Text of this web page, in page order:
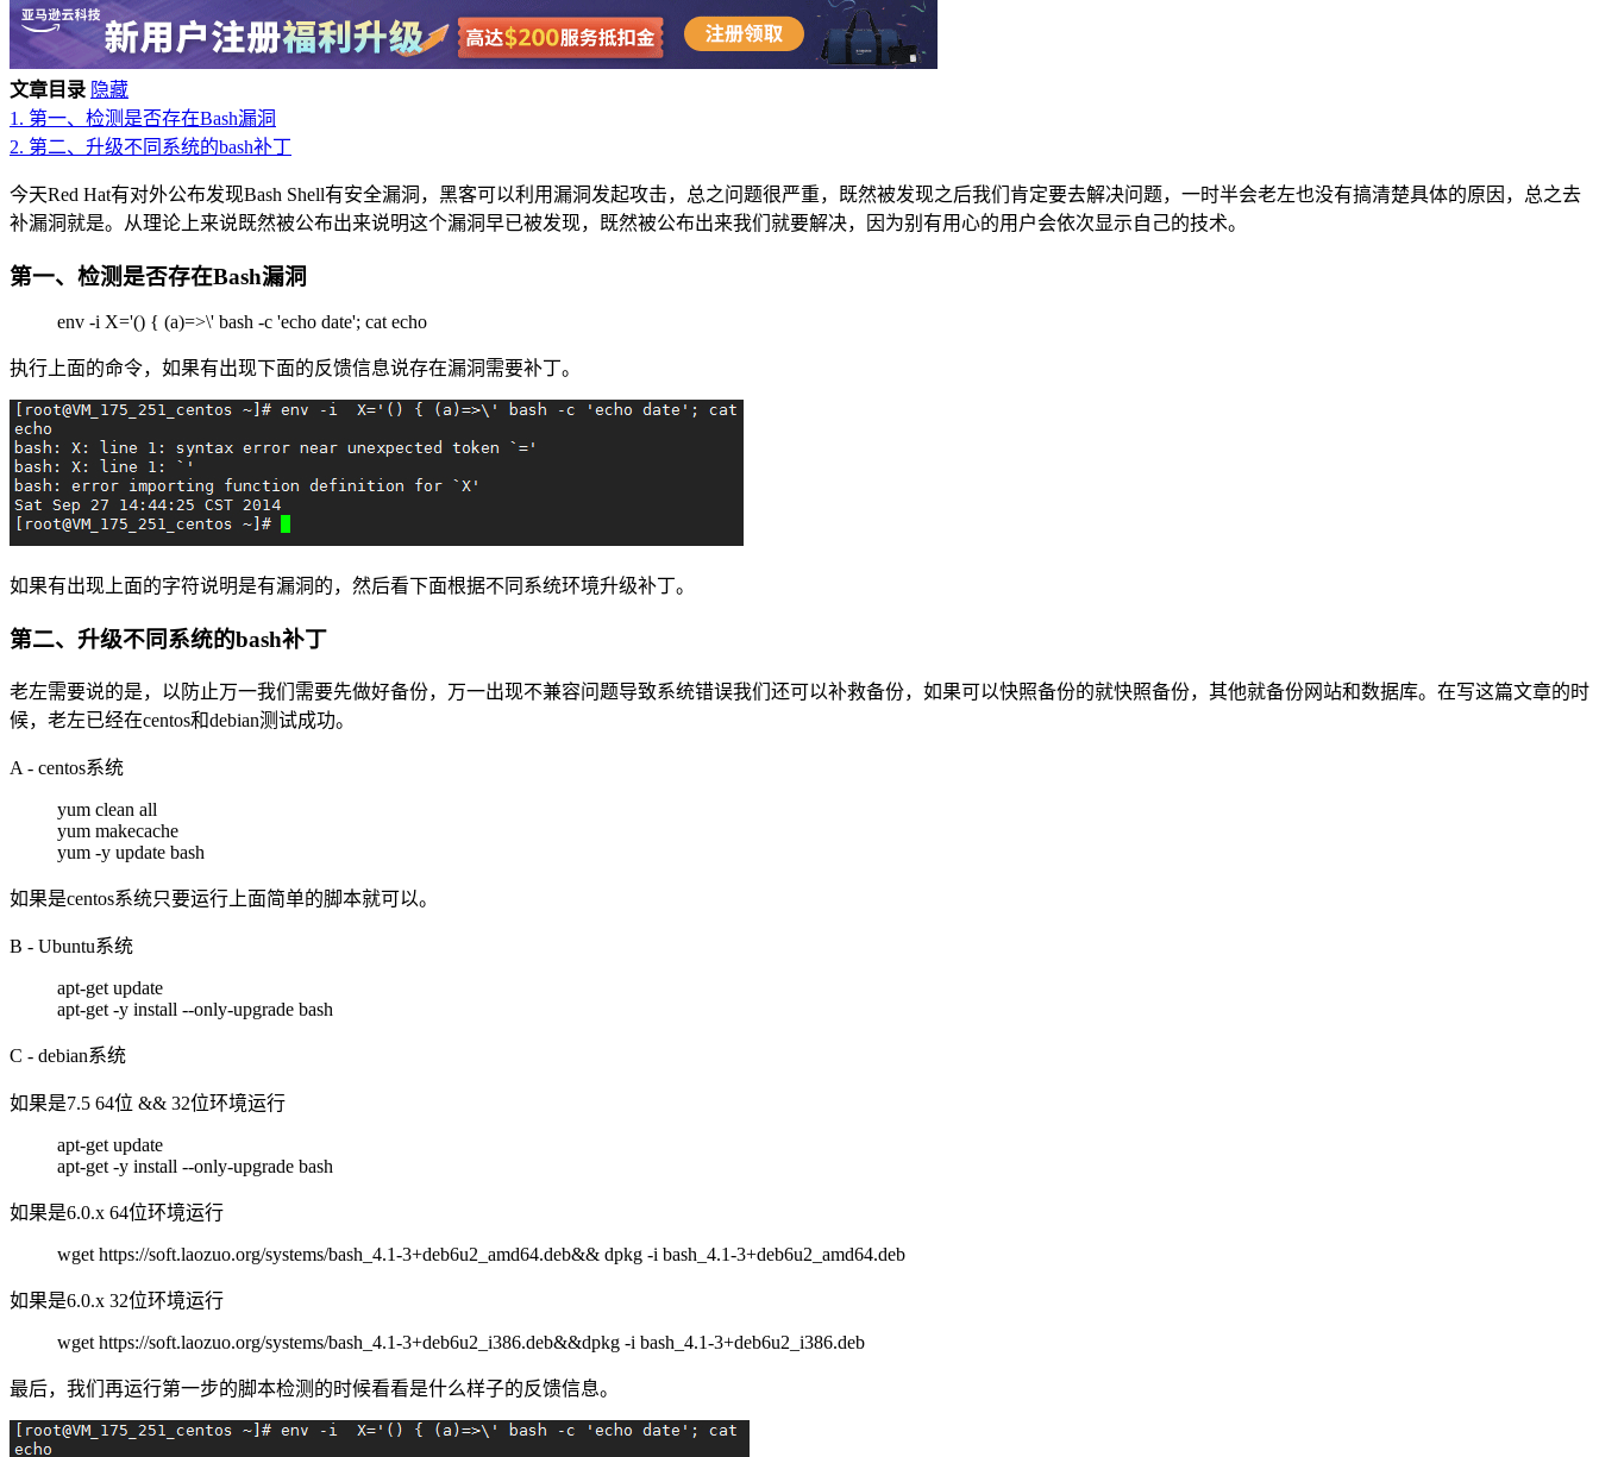
文章目录 隐藏
1. 第一、检测是否存在Bash漏洞
2. 第二、升级不同系统的bash补丁
今天Red Hat有对外公布发现Bash Shell有安全漏洞，黑客可以利用漏洞发起攻击，总之问题很严重，既然被发现之后我们肯定要去解决问题，一时半会老左也没有搞清楚具体的原因，总之去
补漏洞就是。从理论上来说既然被公布出来说明这个漏洞早已被发现，既然被公布出来我们就要解决，因为别有用心的用户会依次显示自己的技术。
第一、检测是否存在Bash漏洞
env -i X='() { (a)=>\' bash -c 'echo date'; cat echo
执行上面的命令，如果有出现下面的反馈信息说存在漏洞需要补丁。
如果有出现上面的字符说明是有漏洞的，然后看下面根据不同系统环境升级补丁。
第二、升级不同系统的bash补丁
老左需要说的是，以防止万一我们需要先做好备份，万一出现不兼容问题导致系统错误我们还可以补救备份，如果可以快照备份的就快照备份，其他就备份网站和数据库。在写这篇文章的时
候，老左已经在centos和debian测试成功。
A - centos系统
yum clean all
yum makecache
yum -y update bash
如果是centos系统只要运行上面简单的脚本就可以。
B - Ubuntu系统
apt-get update
apt-get -y install --only-upgrade bash
C - debian系统
如果是7.5 64位 && 32位环境运行
apt-get update
apt-get -y install --only-upgrade bash
如果是6.0.x 64位环境运行
wget https://soft.laozuo.org/systems/bash_4.1-3+deb6u2_amd64.deb&& dpkg -i bash_4.1-3+deb6u2_amd64.deb
如果是6.0.x 32位环境运行
wget https://soft.laozuo.org/systems/bash_4.1-3+deb6u2_i386.deb&&dpkg -i bash_4.1-3+deb6u2_i386.deb
最后，我们再运行第一步的脚本检测的时候看看是什么样子的反馈信息。